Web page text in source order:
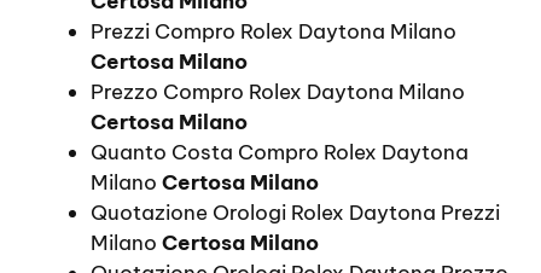
Prezzi Compro Rolex Daytona Milano
Certosa Milano
Prezzo Compro Rolex Daytona Milano
Certosa Milano
Quanto Costa Compro Rolex Daytona
Milano Certosa Milano
Quotazione Orologi Rolex Daytona Prezzi
Milano Certosa Milano